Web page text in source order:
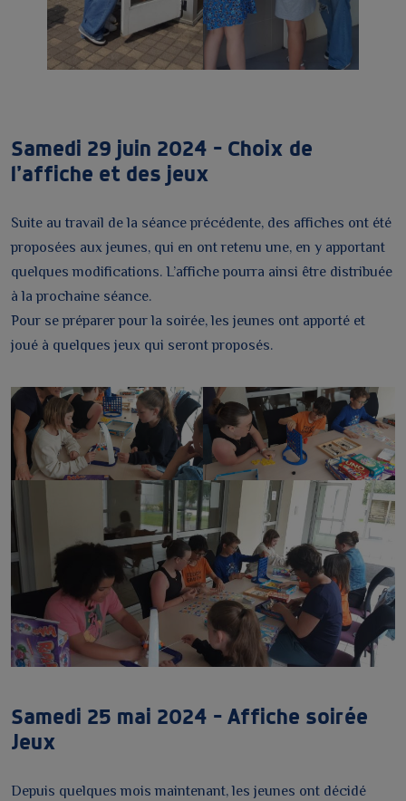
Samedi 29 juin 2024 – Choix de
l’affiche et des jeux
Suite au travail de la séance précédente, des affiches ont été
proposées aux jeunes, qui en ont retenu une, en y apportant
quelques modifications. L’affiche pourra ainsi être distribuée
à la prochaine séance.
Pour se préparer pour la soirée, les jeunes ont apporté et
joué à quelques jeux qui seront proposés.
Samedi 25 mai 2024 – Affiche soirée
Jeux
Depuis quelques mois maintenant, les jeunes ont décidé